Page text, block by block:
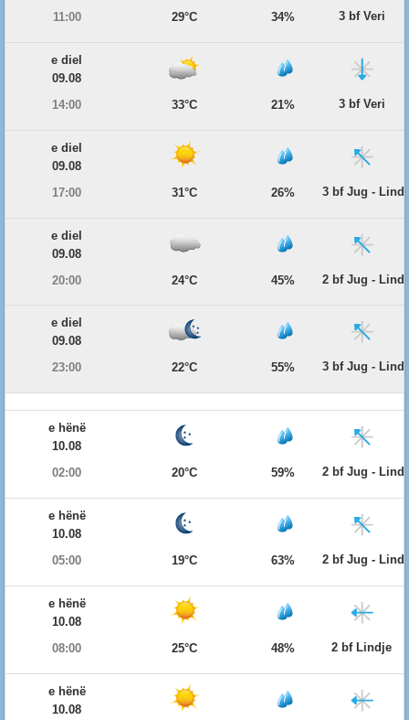
11:00 29°C 34% 3 bf Veri
e diel
09.08
14:00
33°C 21% 3 bf Veri
e diel
09.08
17:00
31°C 26% 3 bf Jug -
e diel
09.08
20:00
24°C 45% 2 bf Jug -
e diel
09.08
23:00
22°C 55% 3 bf Jug -
e hënë
10.08
02:00
20°C 59% 2 bf Jug -
e hënë
10.08
05:00
19°C 63% 2 bf Jug -
e hënë
10.08
08:00
25°C 48% 2 bf Lindje
e hënë
10.08